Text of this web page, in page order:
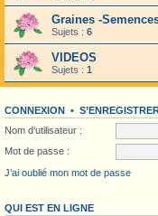
Graines -
Sujets : 6
VIDEOS
Sujets : 1
CONNEXION •
Nom d’utilisateur :
Mot de passe :
J’ai oublié mon mot de passe
QUI EST EN LIGNE